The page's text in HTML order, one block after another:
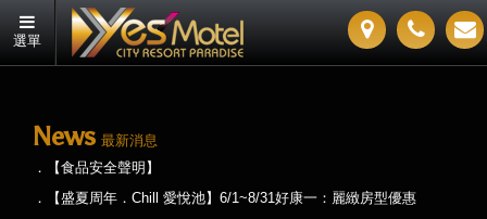
選單
News 最新消息
【食品安全聲明】
【盛夏周年．Chill 愛悅池】6/1~8/31好康一：麗緻房型優惠